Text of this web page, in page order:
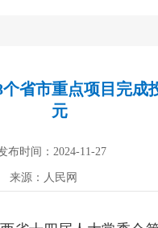
省市重点项目完成
元
布时间：2024-11-27
来源：人民网